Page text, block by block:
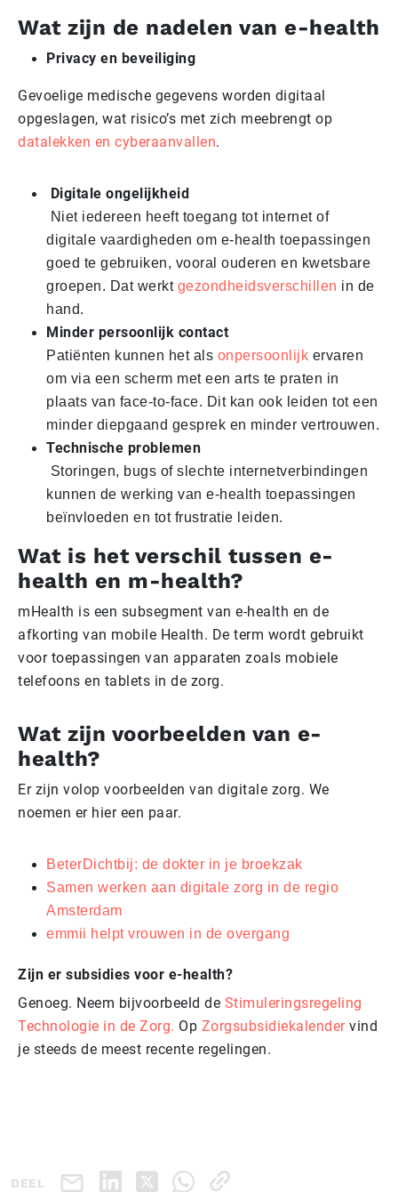
Wat zijn de nadelen van e-health
Privacy en beveiliging
Gevoelige medische gegevens worden digitaal
opgeslagen, wat risico’s met zich meebrengt op
datalekken en cyberaanvallen.
Digitale ongelijkheid
Niet iedereen heeft toegang tot internet of
digitale vaardigheden om e-health toepassingen
goed te gebruiken, vooral ouderen en kwetsbare
groepen. Dat werkt gezondheidsverschillen in de
hand.
Minder persoonlijk contact
Patiënten kunnen het als onpersoonlijk ervaren
om via een scherm met een arts te praten in
plaats van face-to-face. Dit kan ook leiden tot een
minder diepgaand gesprek en minder vertrouwen.
Technische problemen
Storingen, bugs of slechte internetverbindingen
kunnen de werking van e-health toepassingen
beïnvloeden en tot frustratie leiden.
Wat is het verschil tussen e-
health en m-health?
mHealth is een subsegment van e-health en de
afkorting van mobile Health. De term wordt gebruikt
voor toepassingen van apparaten zoals mobiele
telefoons en tablets in de zorg.
Wat zijn voorbeelden van e-
health?
Er zijn volop voorbeelden van digitale zorg. We
noemen er hier een paar.
Be­ter­Dicht­bij: de dokter in je broekzak
Samen werken aan digitale zorg in de regio
Amsterdam
emmii helpt vrouwen in de overgang
Zijn er subsidies voor e-health?
Genoeg. Neem bijvoorbeeld de Stimuleringsregeling
Technologie in de Zorg. Op Zorgsubsidiekalendervind
je steeds de meest recente regelingen.
DEEL